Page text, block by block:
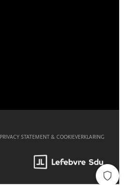
PRIVACY STATEMENT & COOKIEVERKLARING